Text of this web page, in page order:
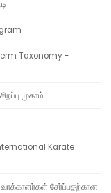
Taxonomy -
முகாம்
Karate
வாக்காளர்கள் சேர்ப்பதற்கான